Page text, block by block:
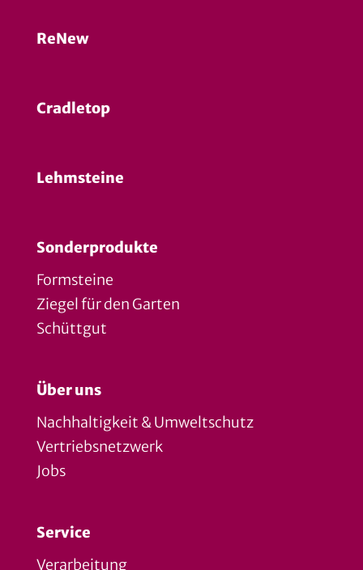
ReNew
Cradletop
Lehmsteine
Sonderprodukte
Formsteine
Ziegel für den Garten
Schüttgut
Über uns
Nachhaltigkeit & Umweltschutz
Vertriebsnetzwerk
Jobs
Service
Verarbeitung